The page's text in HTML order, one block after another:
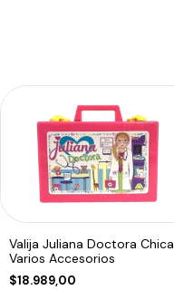
Valija Juliana Doctora Chica
Varios Accesorios
$18.989,00